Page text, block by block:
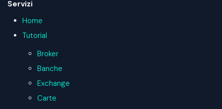
Servizi
Home
Tutorial
Broker
Banche
Exchange
Carte